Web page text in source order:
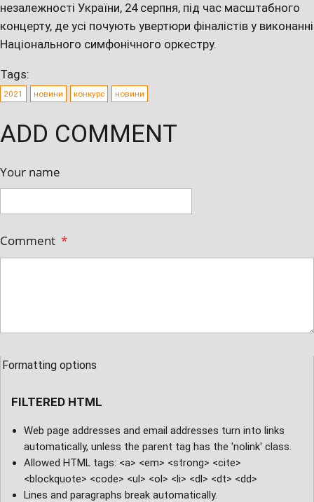
незалежності України, 24 серпня, під час масштабного
концерту, де усі почують увертюри фіналістів у виконанні
Національного симфонічного оркестру.
Tags:
2021 новини конкурс новини
ADD COMMENT
Your name
Comment *
Formatting options
FILTERED HTML
Web page addresses and email addresses turn into links
automatically, unless the parent tag has the 'nolink' class.
Allowed HTML tags: <a> <em> <strong> <cite>
<blockquote> <code> <ul> <ol> <li> <dl> <dt> <dd>
Lines and paragraphs break automatically.